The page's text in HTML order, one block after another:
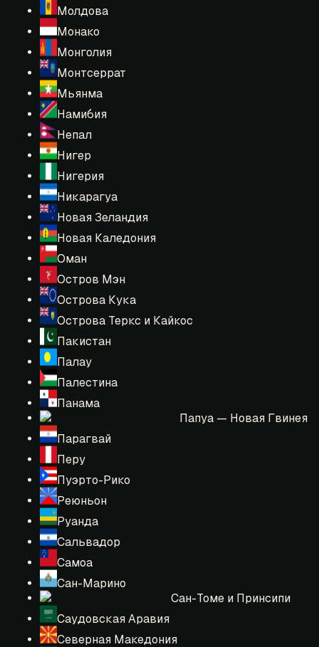
Молдова
Монако
Монголия
Монтсеррат
Мьянма
Намибия
Непал
Нигер
Нигерия
Никарагуа
Новая Зеландия
Новая Каледония
Оман
Остров Мэн
Острова Кука
Острова Теркс и Кайкос
Пакистан
Палау
Палестина
Панама
Папуа — Новая Гвинея
Парагвай
Перу
Пуэрто-Рико
Реюньон
Руанда
Сальвадор
Самоа
Сан-Марино
Сан-Томе и Принсипи
Саудовская Аравия
Северная Македония